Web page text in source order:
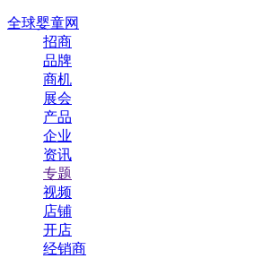
全球婴童网
招商
品牌
商机
展会
产品
企业
资讯
专题
视频
店铺
开店
经销商